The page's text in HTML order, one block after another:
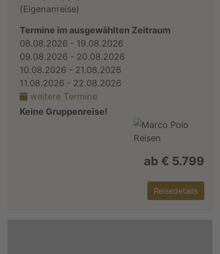
(Eigenanreise)
Termine im ausgewählten Zeitraum
08.08.2026 - 19.08.2026
09.08.2026 - 20.08.2026
10.08.2026 - 21.08.2026
11.08.2026 - 22.08.2026
weitere Termine
Keine Gruppenreise!
ab € 5.799
Reisedetails